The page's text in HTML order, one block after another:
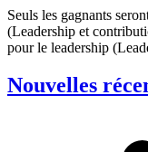
Seuls les gagnants
(Leadership et
pour le leadership
Nouvelles